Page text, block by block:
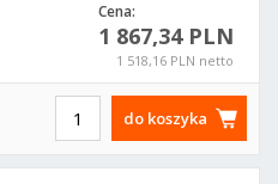
Cena:
1 867,34 PLN
1 518,16 PLN netto
do koszyka